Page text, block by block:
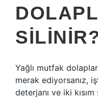
Yağlı mutfak
merak ediyorsanız,
deterjanı ve iki kısım